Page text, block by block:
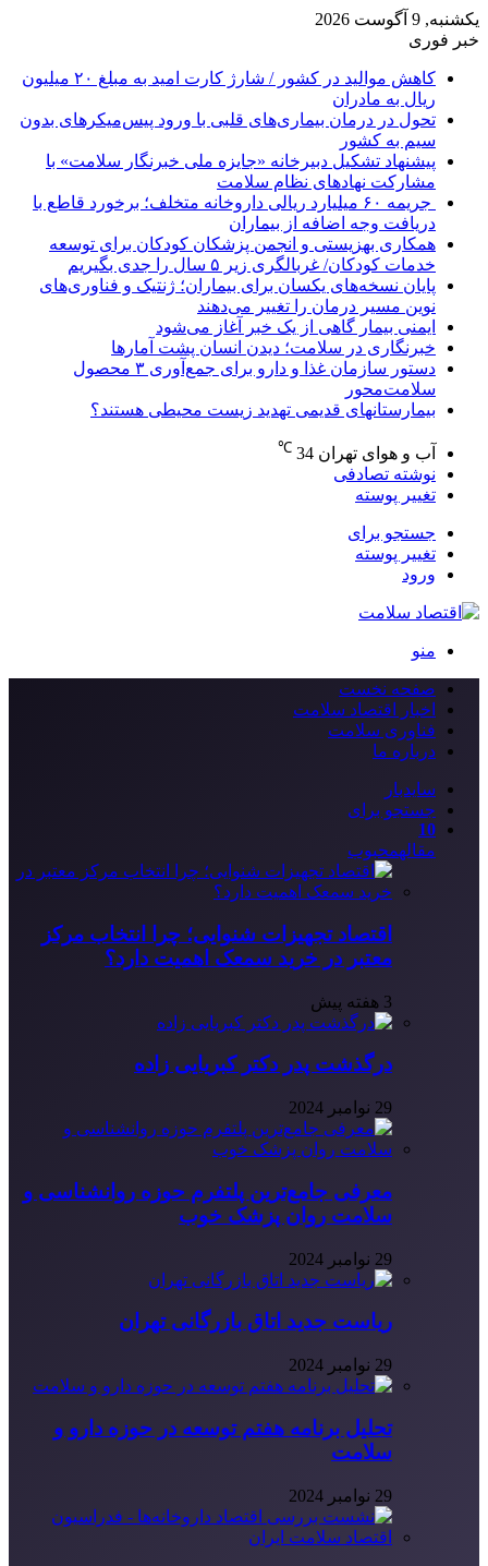
یکشنبه, 9 آگوست 2026
خبر فوری
کاهش موالید در کشور / شارژ کارت امید به مبلغ ۲۰ میلیون
ریال به مادران
تحول در درمان بیماری‌های قلبی با ورود پیس‌میکرهای بدون
سیم به کشور
پیشنهاد تشکیل دبیرخانه «جایزه ملی خبرنگار سلامت» با
مشارکت نهادهای نظام سلامت
جریمه ۶۰ میلیارد ریالی داروخانه متخلف؛ برخورد قاطع با
دریافت وجه اضافه از بیماران
همکاری بهزیستی و انجمن پزشکان کودکان برای توسعه
خدمات کودکان/ غربالگری زیر ۵ سال را جدی بگیریم
پایان نسخه‌های یکسان برای بیماران؛ ژنتیک و فناوری‌های
نوین مسیر درمان را تغییر می‌دهند
ایمنی بیمار گاهی از یک خبر آغاز می‌شود
خبرنگاری در سلامت؛ دیدن انسان پشت آمارها
دستور سازمان غذا و دارو برای جمع‌آوری ۳ محصول
سلامت‌محور
بیمارستانهای قدیمی تهدید زیست محیطی هستند؟
آب و هوای تهران 34
℃
نوشته تصادفی
تغییر پوسته
جستجو برای
تغییر پوسته
ورود
منو
صفحه نخست
اخبار اقتصاد سلامت
فناوری سلامت
درباره ما
سایدبار
جستجو برای
10
مقالهمحبوب
اقتصاد تجهیزات شنوایی؛ چرا انتخاب مرکز
معتبر در خرید سمعک اهمیت دارد؟
3 هفته پیش
درگذشت پدر دکتر کبریایی زاده
29 نوامبر 2024
معرفی جامع‌ترین پلتفرم حوزه روانشناسی و
سلامت روان پزشک خوب
29 نوامبر 2024
ریاست جدید اتاق بازرگانی تهران
29 نوامبر 2024
تحلیل برنامه هفتم توسعه در حوزه دارو و
سلامت
29 نوامبر 2024